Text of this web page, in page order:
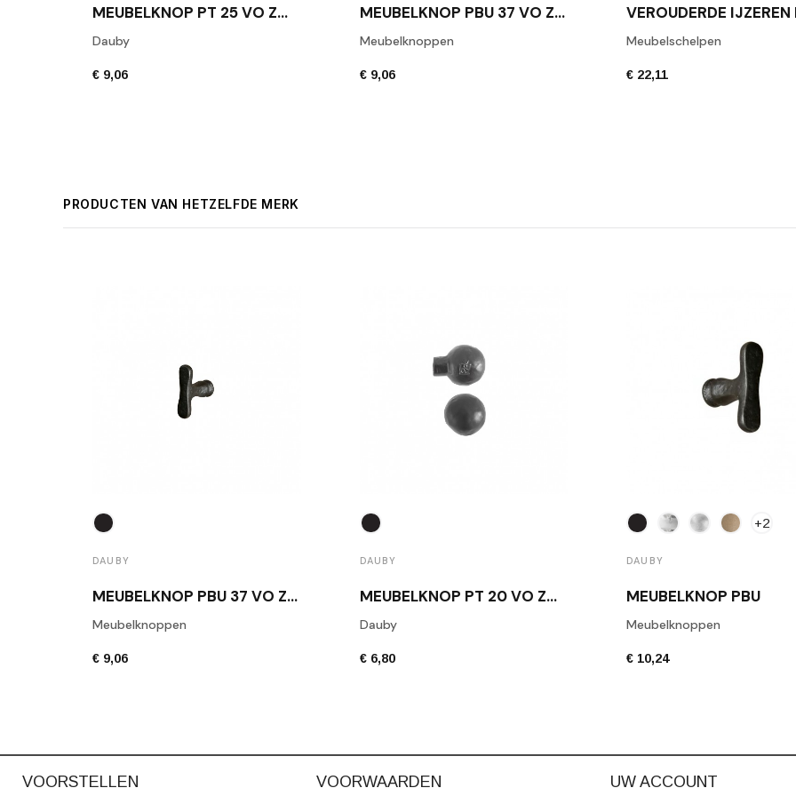
MEUBELKNOP PT 25 VO ZWART
Dauby
€ 9,06
MEUBELKNOP PBU 37 VO ZWART
Meubelknoppen
€ 9,06
Meubelschelpen
€ 22,11
PRODUCTEN VAN HETZELFDE MERK
DAUBY
MEUBELKNOP PBU 37 VO ZWART
Meubelknoppen
€ 9,06
DAUBY
MEUBELKNOP PT 20 VO ZWART
Dauby
€ 6,80
+2
DAUBY
MEUBELKNOP PBU
Meubelknoppen
€ 10,24
VOORSTELLEN VOORWAARDEN UW ACCOUNT